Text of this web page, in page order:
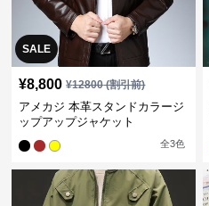
SALE
¥8,800 ¥12800(割引前)
アメカジ 本革スタンドカラージ
ップアップジャケット
全3色